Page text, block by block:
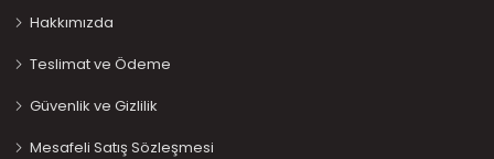
Hakkımızda
Teslimat ve Ödeme
Güvenlik ve Gizlilik
Mesafeli Satış Sözleşmesi